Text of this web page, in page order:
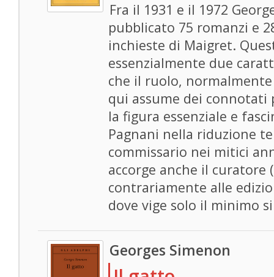
Fra il 1931 e il 1972
pubblicato 75 romanzi e
inchieste di Maigret.
essenzialmente due
che il ruolo,
qui assume dei
la figura essenziale e
Pagnani nella riduzione
commissario nei mitici
accorge anche il curatore
contrariamente alle
dove vige solo il minimo
Georges Simenon